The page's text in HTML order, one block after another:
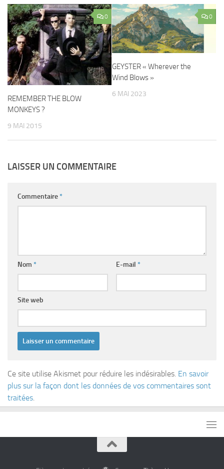
0
REMEMBER THE BLOW
MONKEYS ?
9 MAI 2015
0
GEYSTER « Wherever the
Wind Blows »
6 MAI 2023
LAISSER UN COMMENTAIRE
Commentaire*
Nom * E-mail *
Site web
Ce site utilise Akismet pour réduire les indésirables. En savoir
plus sur la façon dont les données de vos commentaires sont
traitées